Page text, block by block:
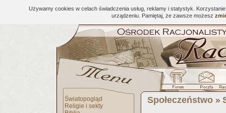
Używamy cookies w celach świadczenia usług, reklamy i statystyk.
urządzeniu. Pamiętaj, że zawsze możesz
Światopogląd
Religie i sekty
Społeczeństwo »